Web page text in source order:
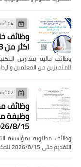
04 أغسطس 2026
وظائف
اكثر من 8 محافظات
للمتميزين من المعلمين
02 أغسطس 2026
وظائف
وظيفة
8/15
وظائف مطلوبه بمؤسسة
التقديم حتى 2026/8/15 للذكور والإناث اعلان…